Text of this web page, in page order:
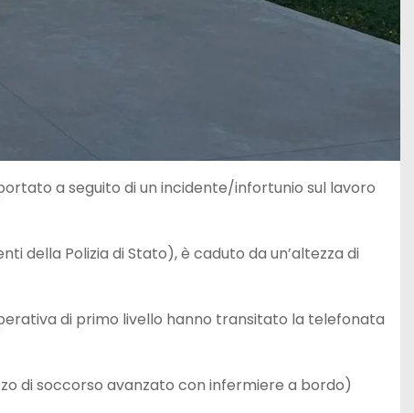
a seguito di un incidente/infortunio sul lavoro
della Polizia di Stato), è caduto da un’altezza di
di primo livello hanno transitato la telefonata
di soccorso avanzato con infermiere a bordo)